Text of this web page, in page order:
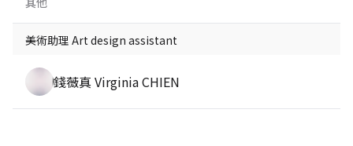
美術助理 Art design assistant
錢薇真 Virginia CHIEN